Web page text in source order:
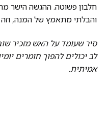
חלבון פשוטה. ההגשה הישר
והבלתי מתאמץ של המנה,
סיר שעומד על האש מזכיר
לב יכולים להפוך חומרים
אמיתית.